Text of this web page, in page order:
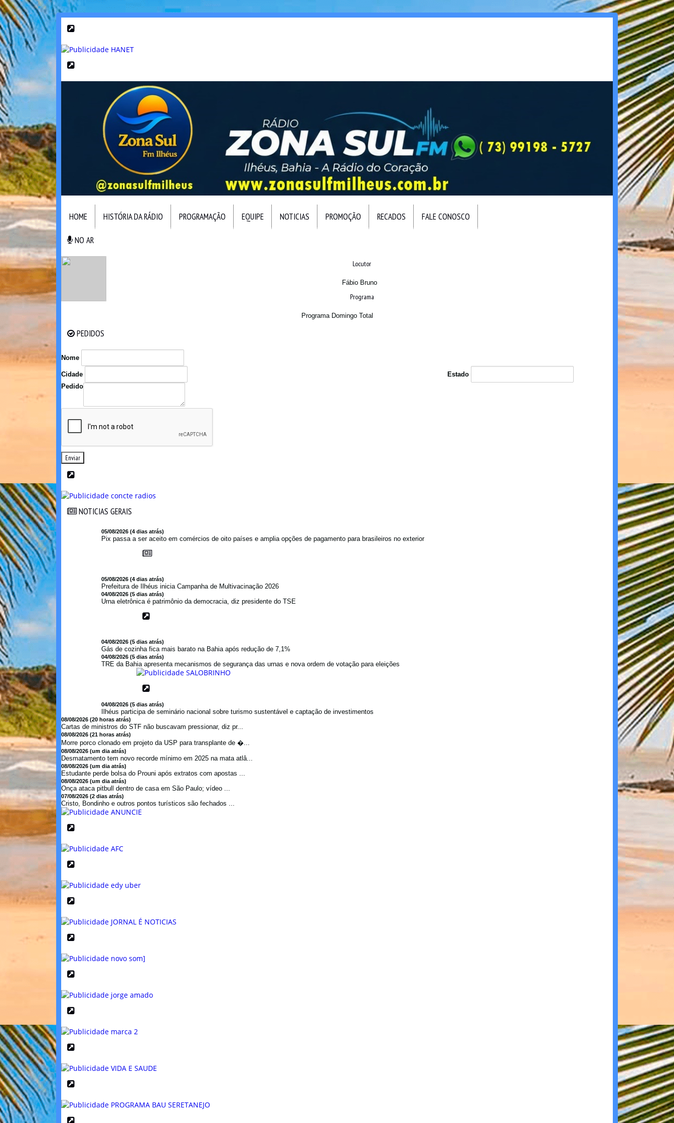
HOME HISTÓRIA DA RÁDIO PROGRAMAÇÃO EQUIPE NOTICIAS PROMOÇÃO RECADOS FALE CONOSCO
NO AR
Locutor
Fábio Bruno
Programa
Programa Domingo Total
PEDIDOS
Nome
Cidade
Estado
Pedido
Enviar
NOTICIAS GERAIS
05/08/2026 (4 dias atrás)
Pix passa a ser aceito em comércios de oito países e amplia opções de pagamento para brasileiros no exterior
05/08/2026 (4 dias atrás)
Prefeitura de Ilhéus inicia Campanha de Multivacinação 2026
04/08/2026 (5 dias atrás)
Urna eletrônica é patrimônio da democracia, diz presidente do TSE
04/08/2026 (5 dias atrás)
Gás de cozinha fica mais barato na Bahia após redução de 7,1%
04/08/2026 (5 dias atrás)
TRE da Bahia apresenta mecanismos de segurança das urnas e nova ordem de votação para eleições
04/08/2026 (5 dias atrás)
Ilhéus participa de seminário nacional sobre turismo sustentável e captação de investimentos
08/08/2026 (20 horas atrás)
Cartas de ministros do STF não buscavam pressionar, diz pr...
08/08/2026 (21 horas atrás)
Morre porco clonado em projeto da USP para transplante de �...
08/08/2026 (um dia atrás)
Desmatamento tem novo recorde mínimo em 2025 na mata atlâ...
08/08/2026 (um dia atrás)
Estudante perde bolsa do Prouni após extratos com apostas ...
08/08/2026 (um dia atrás)
Onça ataca pitbull dentro de casa em São Paulo; vídeo ...
07/08/2026 (2 dias atrás)
Cristo, Bondinho e outros pontos turísticos são fechados ...